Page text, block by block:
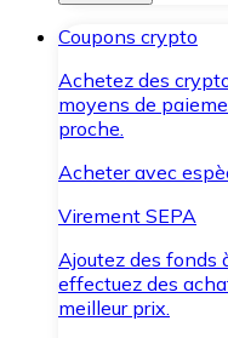
Coupons crypto
Achetez des
moyens de
proche.
Acheter avec
Virement SEPA
Ajoutez des fonds
effectuez des
meilleur prix.